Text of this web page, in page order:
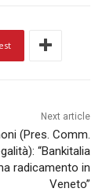
Next article
(Pres. Comm.
“Bankitalia
radicamento in
Veneto”